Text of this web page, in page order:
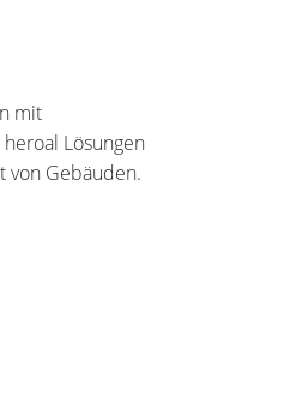
mit
Lösungen
von Gebäuden.